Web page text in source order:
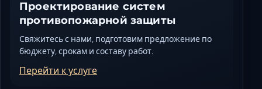
Проектирование систем
противопожарной защиты
Свяжитесь с нами, подготовим предложение по
бюджету, срокам и составу работ.
Перейти к услуге